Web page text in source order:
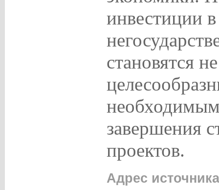
инвестиции в
становятся
завершения
проектов.
Адрес источника